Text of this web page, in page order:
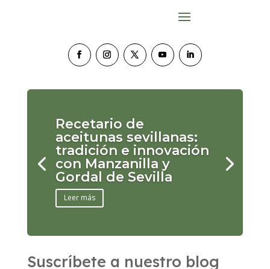
Recetario de
aceitunas sevillanas:
tradición e innovación
con Manzanilla y
Gordal de Sevilla
Leer más
Suscríbete a nuestro blog